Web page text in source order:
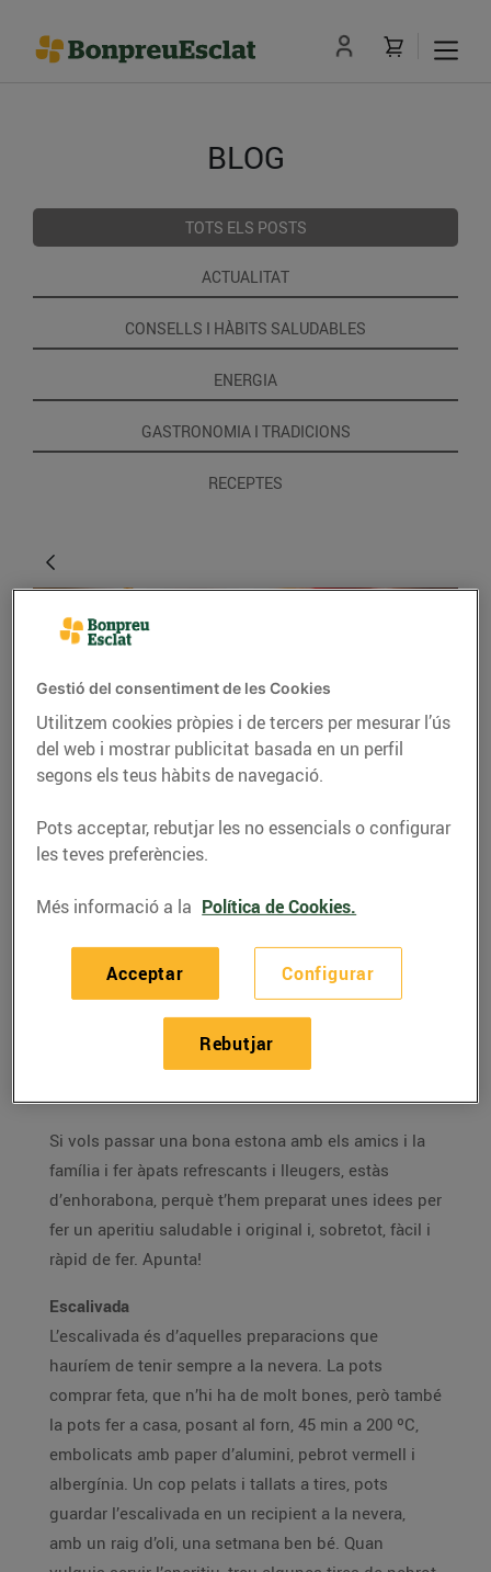
BLOG
TOTS ELS POSTS
ACTUALITAT
CONSELLS I HÀBITS SALUDABLES
ENERGIA
GASTRONOMIA I TRADICIONS
RECEPTES
5 aperitius saludables
que pots preparar en
menys de 10 minuts
19/de setembre/2021
Et proposem maneres originals de fer un pica-pica
que et permeten aprofitar el temps lliure de la millor
Si vols passar una bona estona amb els amics i la
família i fer àpats refrescants i lleugers, estàs
d’enhorabona, perquè t’hem preparat unes idees per
fer un aperitiu saludable i original i, sobretot, fàcil i
ràpid de fer. Apunta!
Escalivada
L’escalivada és d’aquelles preparacions que
hauríem de tenir sempre a la nevera. La pots
comprar feta, que n’hi ha de molt bones, però també
la pots fer a casa, posant al forn, 45 min a 200 ºC,
embolicats amb paper d’alumini, pebrot vermell i
albergínia. Un cop pelats i tallats a tires, pots
guardar l’escalivada en un recipient a la nevera,
amb un raig d’oli, una setmana ben bé. Quan
Gestió del consentiment de les Cookies
Utilitzem cookies pròpies i de tercers per mesurar l’ús
del web i mostrar publicitat basada en un perfil
segons els teus hàbits de navegació.
Pots acceptar, rebutjar les no essencials o configurar
les teves preferències.
Més informació a la Política de Cookies.
Configurar
Rebutjar
Acceptar